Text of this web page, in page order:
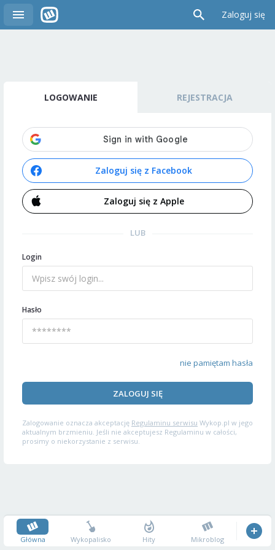
Zaloguj się
LOGOWANIE REJESTRACJA
Zaloguj się z Facebook
Zaloguj się z Apple
LUB
Login
Hasło
nie pamiętam hasła
ZALOGUJ SIĘ
Zalogowanie oznacza akceptację Regulaminu serwisu Wykop.pl w jego
aktualnym brzmieniu. Jeśli nie akceptujesz Regulaminu w całości,
prosimy o niekorzystanie z serwisu.
Główna Wykopalisko Hity Mikroblog